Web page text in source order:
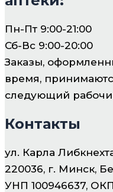
Пн-Пт 9:00-21:00
Сб-Вс 9:00-20:00
Заказы,
время,
следующий
Контакты
ул. Карла
220036, г. Минск,
УНП 100946637,